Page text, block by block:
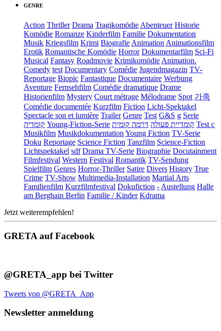
GENRE
Action Thriller Drama Tragikomödie Abenteuer Historie
Komödie Romanze Kinderfilm Familie Dokumentation
Musik Kriegsfilm Krimi Biografie Animation Animationsfilm
Erotik Romantische Komödie Horror Dokumentarfilm Sci-Fi
Musical Fantasy Roadmovie Krimikomödie Animation.
Comedy test Documentary Comédie Jugendmagazin TV-
Reportage Biopic Fantastique Documentaire Werbung
Aventure Fernsehfilm Comédie dramatique Drame
Historienfilm Mystery Court métrage Mélodrame Spot 가족
Comédie documentée Kurzfilm Fiction Licht-Spektakel
Spectacle son et lumière Trailer Genre Test G&S g Serie
קומדיה Young-Fiction-Serie קומדיית פעולה דרמה קומית
Test c
Musikfilm Musikdokumentation Young Fiction TV-Serie
Doku Reportage Science Fiction Tanzfilm Science-Fiction
Lichtspektakel sdf Drama TV-Serie Biographie Docutainment
Filmfestival Western Festival Romantik TV-Sendung
Spielfilm Genres Horror-Thriller Satire Divers History True
Crime TV-Show Multimedia-Installation Martial Arts
Familienfilm Kurzfilmfestival Dokufiction - Austellung Halle
am Berghain Berlin Familie / Kinder Kdrama
Jetzt weiterempfehlen!
GRETA auf Facebook
@GRETA_app bei Twitter
Tweets von @GRETA_App
Newsletter anmeldung